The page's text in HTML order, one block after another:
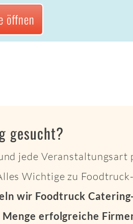
öffnen
gesucht?
jede Veranstaltungsart
Wichtige zu
wir Foodtruck
erfolgreiche